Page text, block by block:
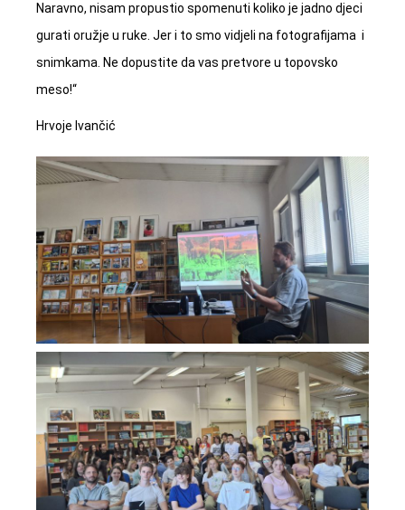
Naravno, nisam propustio spomenuti koliko je jadno djeci
gurati oružje u ruke. Jer i to smo vidjeli na fotografijama i
snimkama. Ne dopustite da vas pretvore u topovsko
meso!“
Hrvoje Ivančić